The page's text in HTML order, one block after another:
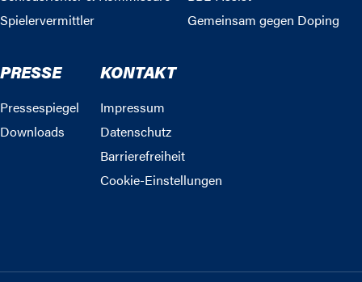
Spielervermittler
Gemeinsam gegen Doping
PRESSE
Pressespiegel
Downloads
KONTAKT
Impressum
Datenschutz
Barrierefreiheit
Cookie-Einstellungen